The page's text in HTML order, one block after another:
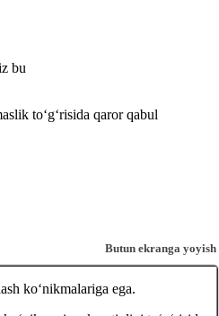
bu
toʻgʻrisida qaror qabul
koʻnikmalariga ega.
Butun ekranga yoyish